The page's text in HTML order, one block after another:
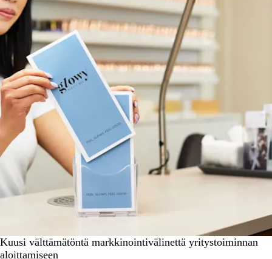
Kuusi välttämätöntä markkinointivälinettä yritystoiminnan
aloittamiseen